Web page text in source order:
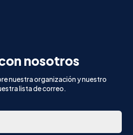
nosotros
nuestra organización y nuestro
lista de correo.